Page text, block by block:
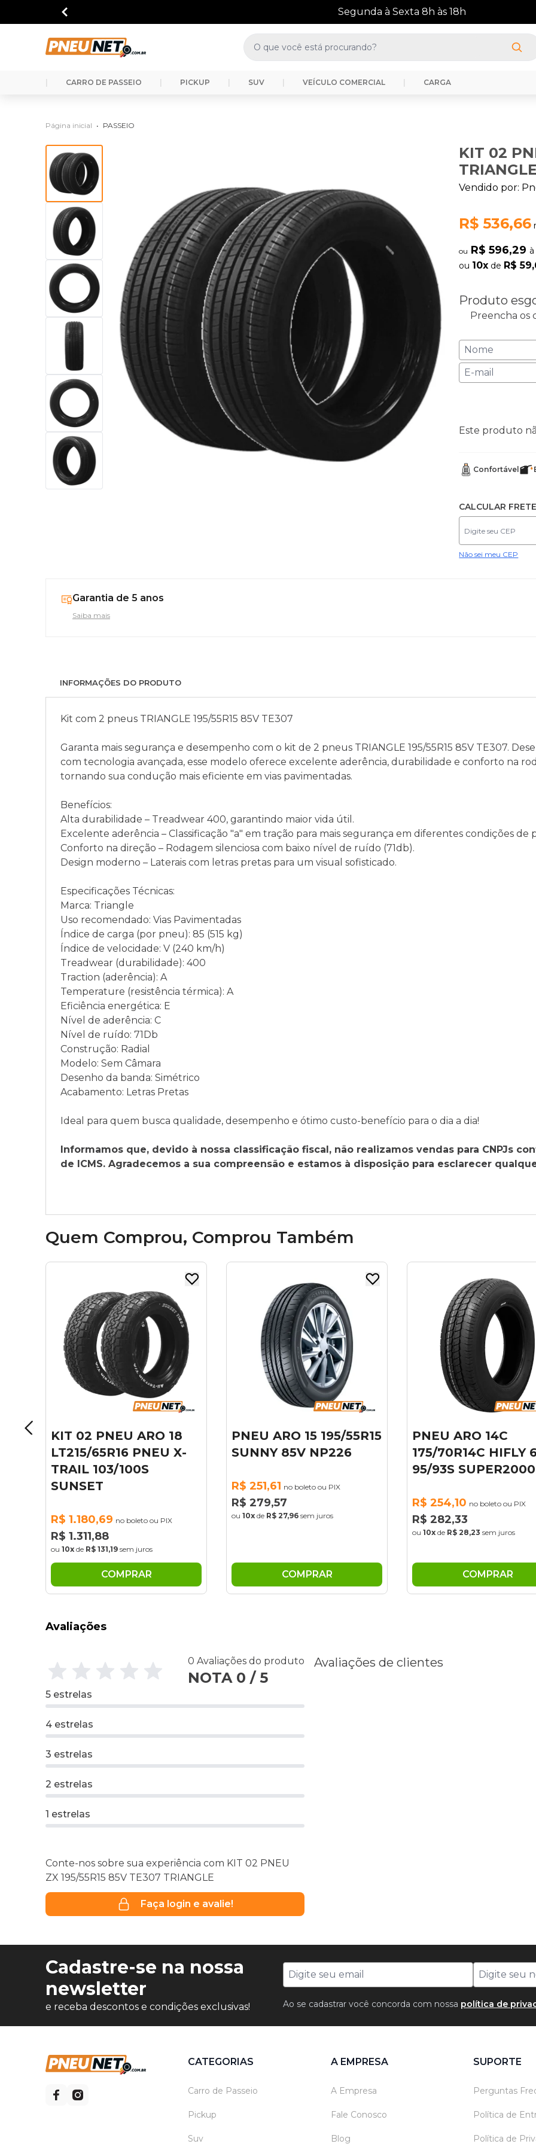
(41) 3388-3872
CARRO DE PASSEIO PICKUP SUV VEÍCULO COMERCIAL CARGA
Página inicial • PASSEIO
KIT 02
TRIANGLE
Vendido por:
R$ 536,66
ou R$ 596,29
ou 10x de R$
Produto
Preencha os
Este produto
Confortável
CALCULAR FRETE
Não sei meu CEP
Garantia de 5 anos
Saiba mais
INFORMAÇÕES DO PRODUTO
Kit com 2 pneus TRIANGLE 195/55R15 85V TE307
Garanta mais segurança e desempenho com o kit de 2 pneus TRIANGLE 195/55R15 85V TE307.
com tecnologia avançada, esse modelo oferece excelente aderência, durabilidade e conforto na
tornando sua condução mais eficiente em vias pavimentadas.
Benefícios:
Alta durabilidade – Treadwear 400, garantindo maior vida útil.
Excelente aderência – Classificação "a" em tração para mais segurança em diferentes condições de
Conforto na direção – Rodagem silenciosa com baixo nível de ruído (71db).
Design moderno – Laterais com letras pretas para um visual sofisticado.
Especificações Técnicas:
Marca: Triangle
Uso recomendado: Vias Pavimentadas
Índice de carga (por pneu): 85 (515 kg)
Índice de velocidade: V (240 km/h)
Treadwear (durabilidade): 400
Traction (aderência): A
Temperature (resistência térmica): A
Eficiência energética: E
Nível de aderência: C
Nível de ruído: 71Db
Construção: Radial
Modelo: Sem Câmara
Desenho da banda: Simétrico
Acabamento: Letras Pretas
Ideal para quem busca qualidade, desempenho e ótimo custo-benefício para o dia a dia!
Informamos que, devido à nossa classificação fiscal, não realizamos vendas para CNPJs
de ICMS. Agradecemos a sua compreensão e estamos à disposição para esclarecer
Quem Comprou, Comprou Também
PNEU ARO 15 195/55R15
SUNNY 85V NP226
R$ 251,61
ou10xde R$ 27,96
COMPRAR
PNEU ARO 14C
175/70R14C HIFLY 6PR
R$ 254,10
R$ 282,33
COMPRAR
PNEU ARO 16
225/65R16C
112/110R NL106
R$ 519,82 no boleto ou PIX
R$ 577,58
ou10x deR$ 57,76sem juros
COMPRAR
Avaliações
0 Avaliações do produto
NOTA 0 / 5
5 estrelas
4 estrelas
3 estrelas
2 estrelas
1 estrelas
Conte-nos sobre sua experiência com KIT 02 PNEU
ZX 195/55R15 85V TE307 TRIANGLE
Faça login e avalie!
Avaliações de clientes
Cadastre-se na nossa
newsletter
e receba descontos e condições exclusivas! Ao se cadastrar você concorda com nossa política de
CATEGORIAS
Carro de Passeio
Pickup
Suv
A EMPRESA
A Empresa
Fale Conosco
Blog
SUPORTE
Perguntas
Política de
Política de